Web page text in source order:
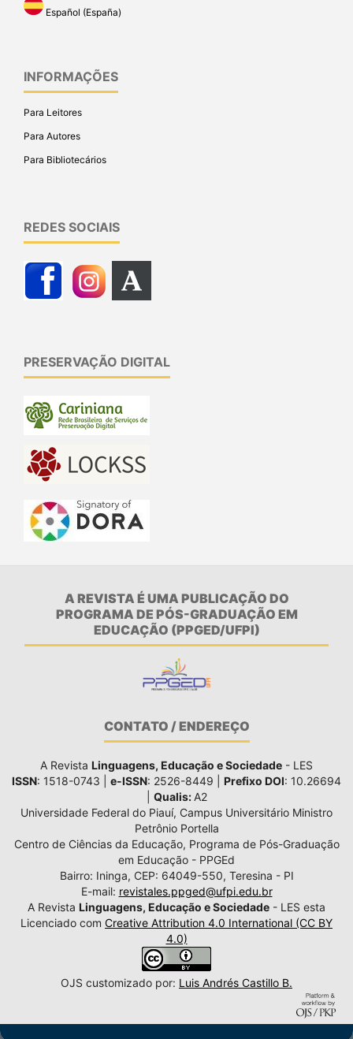
Español (España)
INFORMAÇÕES
Para Leitores
Para Autores
Para Bibliotecários
REDES SOCIAIS
PRESERVAÇÃO DIGITAL
A REVISTA É UMA PUBLICAÇÃO DO
PROGRAMA DE PÓS-GRADUAÇÃO EM
EDUCAÇÃO (PPGED/UFPI)
CONTATO / ENDEREÇO
A Revista Linguagens, Educação e Sociedade - LES
ISSN: 1518-0743 | e-ISSN: 2526-8449 | Prefixo DOI: 10.26694
Qualis: A2
Universidade Federal do Piauí, Campus Universitário Ministro
Petrônio Portella
Centro de Ciências da Educação, Programa de Pós-Graduação
em Educação - PPGEd
Bairro: Ininga, CEP: 64049-550, Teresina - PI
E-mail: revistales.ppged@ufpi.edu.br
A Revista Linguagens, Educação e Sociedade - LES esta
Licenciado com Creative Attribution 4.0 International (CC BY
4.0)
OJS customizado por: Luis Andrés Castillo B.